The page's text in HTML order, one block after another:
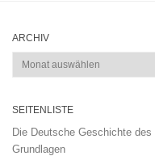
ARCHIV
Archiv
SEITENLISTE
Die Deutsche Geschichte
Grundlagen